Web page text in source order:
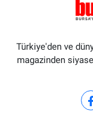
Türkiye'den ve
magazinden